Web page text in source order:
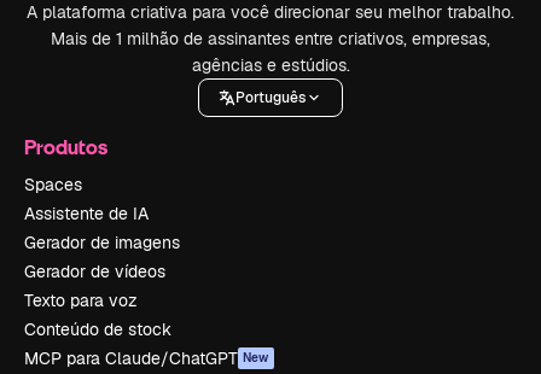
A plataforma criativa para você direcionar seu melhor trabalho.
Mais de 1 milhão de assinantes entre criativos, empresas,
agências e estúdios.
Português
Produtos
Spaces
Assistente de IA
Gerador de imagens
Gerador de vídeos
Texto para voz
Conteúdo de stock
MCP para Claude/ChatGPT New